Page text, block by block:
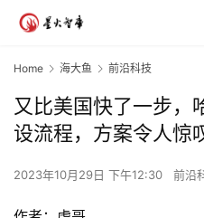
Home 海大鱼 前沿科技
又比美国快了一步，
设流程，方案令人惊
2023年10月29日 下午12:30 前沿